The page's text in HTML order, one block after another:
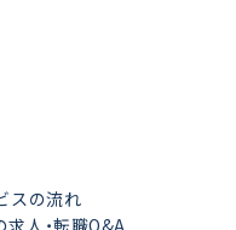
スの流れ